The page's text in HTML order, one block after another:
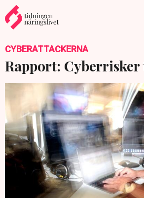
CYBERATTACKERNA
Rapport: Cyberrisker